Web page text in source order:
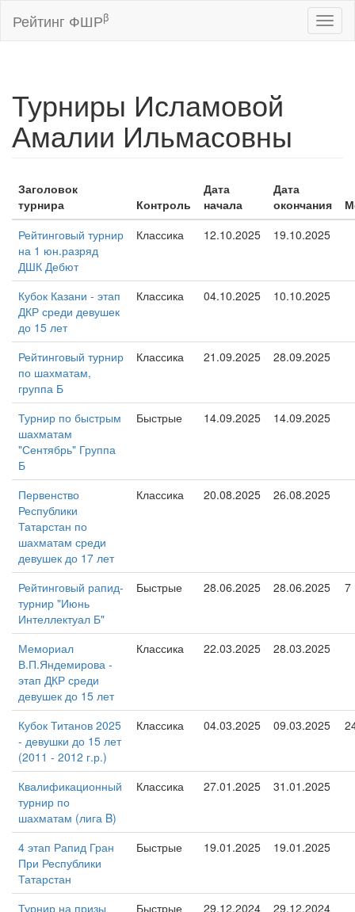
Рейтинг ФШРβ
Турниры Исламовой
Амалии Ильмасовны
Заголовок
турнира
Контроль
Дата
начала
Дата
окончания
Рейтинговый турнир
на 1 юн.разряд
ДШК Дебют
Классика 12.10.2025 19.10.2025
Кубок Казани - этап
ДКР среди девушек
до 15 лет
Классика 04.10.2025 10.10.2025
Рейтинговый турнир
по шахматам,
группа Б
Классика 21.09.2025 28.09.2025
Турнир по быстрым
шахматам
"Сентябрь" Группа
Б
Быстрые 14.09.2025 14.09.2025
Первенство
Республики
Татарстан по
шахматам среди
девушек до 17 лет
Классика 20.08.2025 26.08.2025
Рейтинговый рапид-
турнир "Июнь
Интеллектуал Б"
Быстрые 28.06.2025 28.06.2025 7
Мемориал
В.П.Яндемирова -
этап ДКР среди
девушек до 15 лет
Классика 22.03.2025 28.03.2025
Кубок Титанов 2025
- девушки до 15 лет
(2011 - 2012 г.р.)
Классика 04.03.2025 09.03.2025
Квалификационный
турнир по
шахматам (лига B)
Классика 27.01.2025 31.01.2025
4 этап Рапид Гран
При Республики
Татарстан
Быстрые 19.01.2025 19.01.2025
Турнир на призы
Быстрые 29.12.2024 29.12.2024